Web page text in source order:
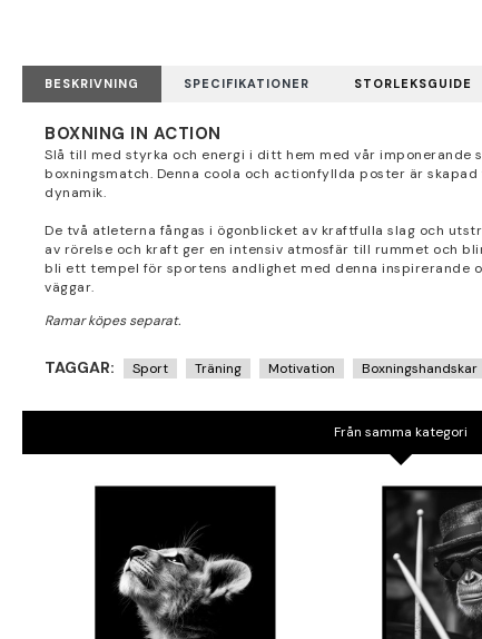
BESKRIVNING SPECIFIKATIONER STORLEKSGUIDE
BOXNING IN ACTION
Slå till med styrka och energi i ditt hem med vår
boxningsmatch. Denna coola och actionfyllda poster är
dynamik.
De två atleterna fångas i ögonblicket av kraftfulla slag och
av rörelse och kraft ger en intensiv atmosfär till rummet och
bli ett tempel för sportens andlighet med denna inspirerande
väggar.
TAGGAR: Sport Träning Motivation Boxningshandskar
Från samma kategori